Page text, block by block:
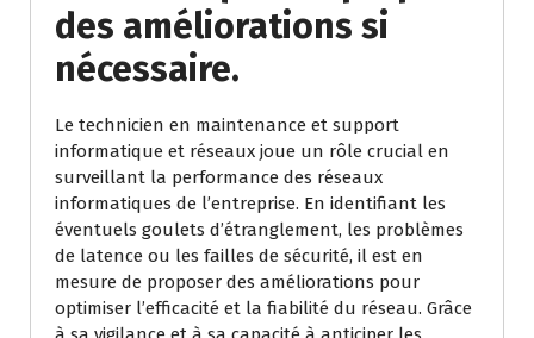
des améliorations si
nécessaire.
Le technicien en maintenance et support
informatique et réseaux joue un rôle crucial en
surveillant la performance des réseaux
informatiques de l’entreprise. En identifiant les
éventuels goulets d’étranglement, les problèmes
de latence ou les failles de sécurité, il est en
mesure de proposer des améliorations pour
optimiser l’efficacité et la fiabilité du réseau. Grâce